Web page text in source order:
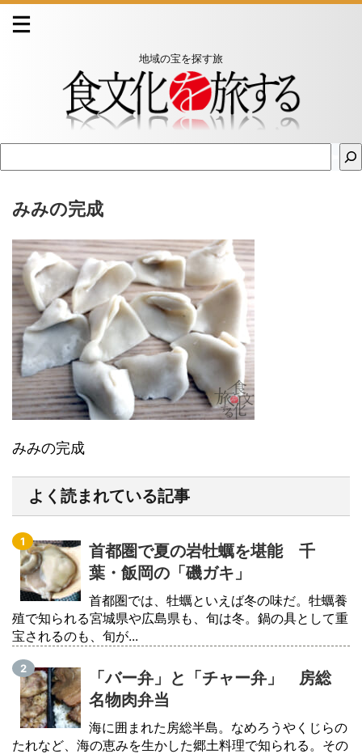
地域の宝を探す旅
みみの完成
みみの完成
よく読まれている記事
首都圏で夏の岩牡蠣を堪能 千
葉・飯岡の「磯ガキ」
首都圏では、牡蠣といえば冬の味だ。牡蠣養
殖で知られる宮城県や広島県も、旬は冬。鍋の具として重
宝されるのも、旬が...
「バー弁」と「チャー弁」 房総
名物肉弁当
海に囲まれた房総半島。なめろうやくじらの
たれなど、海の恵みを生かした郷土料理で知られる。その